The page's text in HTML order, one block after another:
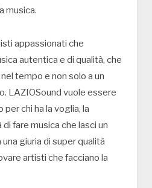
musica.
appassionati che
autentica e di qualità, che
tempo e non solo a un
LAZIOSound vuole essere
chi ha la voglia, la
fare musica che lasci un
giuria di super qualità
artisti che facciano la